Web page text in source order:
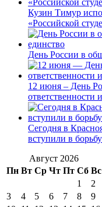
Кузин Тимур
«Российской
День России в
12 июня – День
ответственности
Сегодня в
вступили в
Август 2026
Пн Вт Ср Чт Пт Сб Вс
1
2
3
4 5 6 7 8
9